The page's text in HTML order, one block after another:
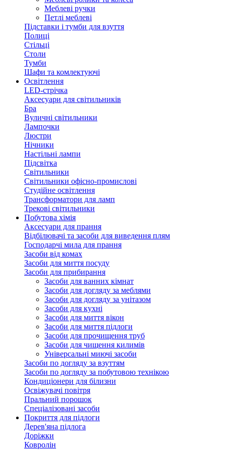
Меблеві ручки
Петлі меблеві
Підставки і тумби для взуття
Полиці
Стільці
Столи
Тумби
Шафи та комлектуючі
Освітлення
LED-стрічка
Аксесуари для світильників
Бра
Вуличні світильники
Лампочки
Люстри
Нічники
Настільні лампи
Підсвітка
Світильники
Світильники офісно-промислові
Студійне освітлення
Трансформатори для ламп
Трекові світильники
Побутова хімія
Аксесуари для прання
Відбілювачі та засоби для виведення плям
Господарчі мила для прання
Засоби від комах
Засоби для миття посуду
Засоби для прибирання
Засоби для ванних кімнат
Засоби для догляду за меблями
Засоби для догляду за унітазом
Засоби для кухні
Засоби для миття вікон
Засоби для миття підлоги
Засоби для прочищення труб
Засоби для чищення килимів
Універсальні миючі засоби
Засоби по догляду за взуттям
Засоби по догляду за побутовою технікою
Кондиціонери для білизни
Освіжувачі повітря
Пральний порошок
Спеціалізовані засоби
Покриття для підлоги
Дерев'яна підлога
Доріжки
Ковролін